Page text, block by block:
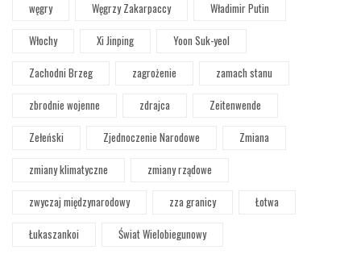
węgry
Węgrzy Zakarpaccy
Władimir Putin
Włochy
Xi Jinping
Yoon Suk-yeol
Zachodni Brzeg
zagrożenie
zamach stanu
zbrodnie wojenne
zdrajca
Zeitenwende
Zełeński
Zjednoczenie Narodowe
Zmiana
zmiany klimatyczne
zmiany rządowe
zwyczaj międzynarodowy
zza granicy
Łotwa
Łukaszankoi
Świat Wielobiegunowy